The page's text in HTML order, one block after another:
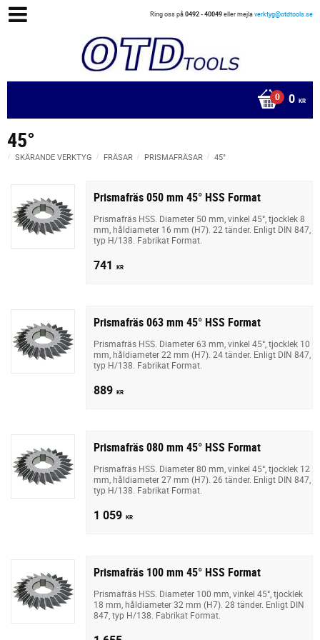
Ring oss på0492 - 40049eller mejlaverktyg@otdtools.se
0 KR
45°
SKÄRANDE VERKTYG FRÄSAR PRISMAFRÄSAR 45°
Prismafräs 050 mm 45° HSS Format
Prismafräs HSS. Diameter 50 mm, vinkel 45°, tjocklek 8
mm, håldiameter 16 mm (H7). 22 tänder. Enligt DIN 847,
typ H/138. Fabrikat Format.
741 KR
Prismafräs 063 mm 45° HSS Format
Prismafräs HSS. Diameter 63 mm, vinkel 45°, tjocklek 10
mm, håldiameter 22 mm (H7). 24 tänder. Enligt DIN 847,
typ H/138. Fabrikat Format.
889 KR
Prismafräs 080 mm 45° HSS Format
Prismafräs HSS. Diameter 80 mm, vinkel 45°, tjocklek 12
mm, håldiameter 27 mm (H7). 26 tänder. Enligt DIN 847,
typ H/138. Fabrikat Format.
1 059 KR
Prismafräs 100 mm 45° HSS Format
Prismafräs HSS. Diameter 100 mm, vinkel 45°, tjocklek
18 mm, håldiameter 32 mm (H7). 28 tänder. Enligt DIN
847, typ H/138. Fabrikat Format.